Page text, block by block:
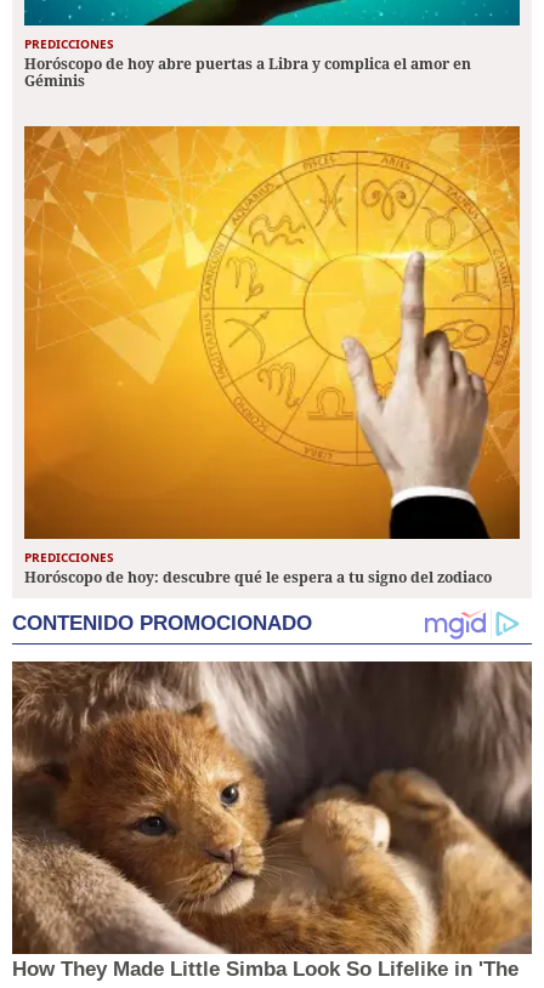
PREDICCIONES
Horóscopo de hoy abre puertas a Libra y complica el amor en
Géminis
PREDICCIONES
Horóscopo de hoy: descubre qué le espera a tu signo del zodiaco
CONTENIDO PROMOCIONADO
How They Made Little Simba Look So Lifelike in 'The